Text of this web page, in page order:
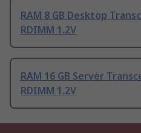
RAM 8 GB Desktop
RDIMM 1.2V
RAM 16 GB Server
RDIMM 1.2V